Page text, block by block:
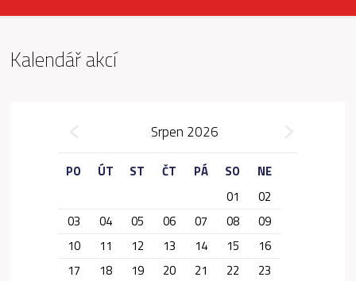
Kalendář akcí
Srpen 2026
PO ÚT ST ČT PÁ SO
NE
01
02
03
04 05 06 07 08
09
10
11 12 13 14 15
16
17
18 19 20 21 22
23